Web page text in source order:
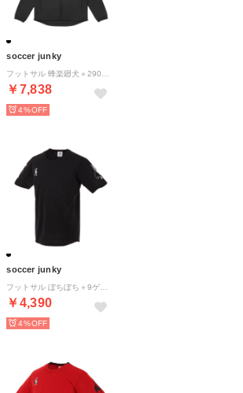
soccer junky
￥7,838
4%
soccer junky
￥4,390
4%